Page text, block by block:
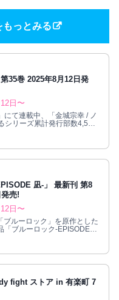
もっとみる
35巻 2025年8月12日発
日〜
にて連載中、「金城宗幸 / ノ
シリーズ累計発行部数4,500
下ろしのグッズ特典が付いた
凪-」 最新刊 第8
売!
日〜
ブルーロック」を原作とした
「ブルーロック-EPISODE
一つの“青い監獄”物語完結!!
fight ストア in 有楽町 7